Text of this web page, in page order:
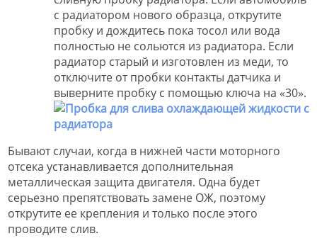
с радиатором нового образца, открутите
пробку и дождитесь пока тосол или вода
полностью не сольются из радиатора. Если
радиатор старый и изготовлен из меди, то
отключите от пробки контакты датчика и
выверните пробку с помощью ключа на «30».
Бывают случаи, когда в нижней части моторного
отсека устанавливается дополнительная
металлическая защита двигателя. Одна будет
серьезно препятствовать замене ОЖ, поэтому
открутите ее крепления и только после этого
проводите слив.